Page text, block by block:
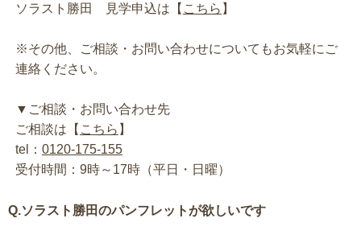
ソラスト勝田 見学申込は【 こちら 】
※その他、ご相談・お問い合わせについてもお気軽にご
連絡ください。
▼ご相談・お問い合わせ先
ご相談は【 こちら 】
tel： 0120-175-155
受付時間：9時～17時（平日・日曜）
Q.ソラスト勝田のパンフレットが欲しいです